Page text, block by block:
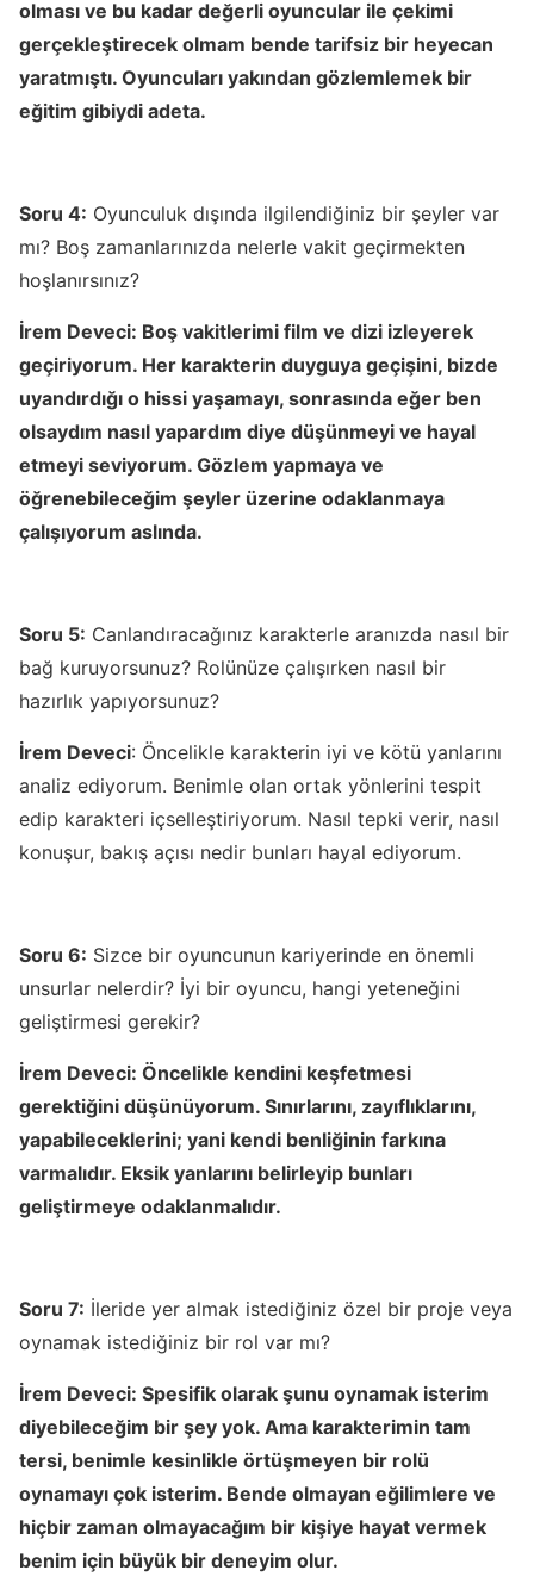
olması ve bu kadar değerli oyuncular ile çekimi
gerçekleştirecek olmam bende tarifsiz bir heyecan
yaratmıştı. Oyuncuları yakından gözlemlemek bir
eğitim gibiydi adeta.
Soru 4: Oyunculuk dışında ilgilendiğiniz bir şeyler var
mı? Boş zamanlarınızda nelerle vakit geçirmekten
hoşlanırsınız?
İrem Deveci: Boş vakitlerimi film ve dizi izleyerek
geçiriyorum. Her karakterin duyguya geçişini, bizde
uyandırdığı o hissi yaşamayı, sonrasında eğer ben
olsaydım nasıl yapardım diye düşünmeyi ve hayal
etmeyi seviyorum. Gözlem yapmaya ve
öğrenebileceğim şeyler üzerine odaklanmaya
çalışıyorum aslında.
Soru 5: Canlandıracağınız karakterle aranızda nasıl bir
bağ kuruyorsunuz? Rolünüze çalışırken nasıl bir
hazırlık yapıyorsunuz?
İrem Deveci: Öncelikle karakterin iyi ve kötü yanlarını
analiz ediyorum. Benimle olan ortak yönlerini tespit
edip karakteri içselleştiriyorum. Nasıl tepki verir, nasıl
konuşur, bakış açısı nedir bunları hayal ediyorum.
Soru 6: Sizce bir oyuncunun kariyerinde en önemli
unsurlar nelerdir? İyi bir oyuncu, hangi yeteneğini
geliştirmesi gerekir?
İrem Deveci: Öncelikle kendini keşfetmesi
gerektiğini düşünüyorum. Sınırlarını, zayıflıklarını,
yapabileceklerini; yani kendi benliğinin farkına
varmalıdır. Eksik yanlarını belirleyip bunları
geliştirmeye odaklanmalıdır.
Soru 7: İleride yer almak istediğiniz özel bir proje veya
oynamak istediğiniz bir rol var mı?
İrem Deveci: Spesifik olarak şunu oynamak isterim
diyebileceğim bir şey yok. Ama karakterimin tam
tersi, benimle kesinlikle örtüşmeyen bir rolü
oynamayı çok isterim. Bende olmayan eğilimlere ve
hiçbir zaman olmayacağım bir kişiye hayat vermek
benim için büyük bir deneyim olur.